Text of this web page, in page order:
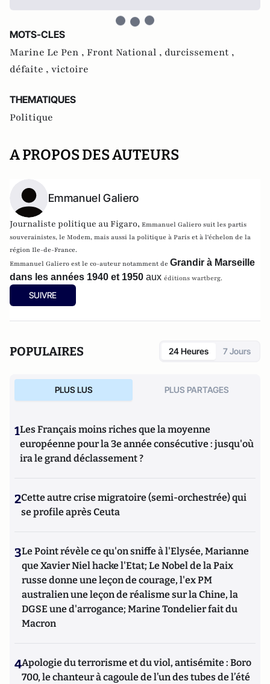
MOTS-CLES
Marine Le Pen , Front National , durcissement ,
défaite , victoire
THEMATIQUES
Politique
A PROPOS DES AUTEURS
Emmanuel Galiero
Journaliste politique au Figaro, Emmanuel Galiero suit les partis
souverainistes, le Modem, mais aussi la politique à Paris et à l'échelon de la
région Ile-de-France.
Emmanuel Galiero est le co-auteur notamment de Grandir à Marseille
dans les années 1940 et 1950 aux éditions wartberg.
SUIVRE
POPULAIRES 24 Heures 7 Jours
PLUS LUS PLUS PARTAGES
1Les Français moins riches que la moyenne
européenne pour la 3e année consécutive : jusqu'où
ira le grand déclassement ?
2Cette autre crise migratoire (semi-orchestrée) qui
se profile après Ceuta
3Le Point révèle ce qu'on sniffe à l'Elysée, Marianne
que Xavier Niel hacke l'Etat; Le Nobel de la Paix
russe donne une leçon de courage, l'ex PM
australien une leçon de réalisme sur la Chine, la
DGSE une d'arrogance; Marine Tondelier fait du
Macron
4Apologie du terrorisme et du viol, antisémite : Boro
700, le chanteur à cagoule de l’un des tubes de l’été